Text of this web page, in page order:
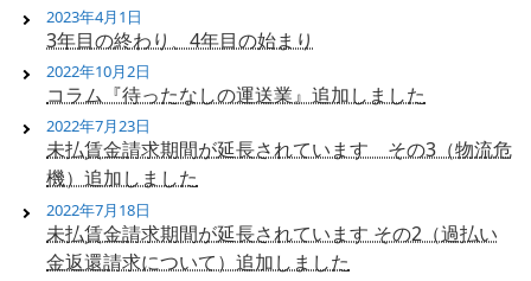
3年目の終わり、4年目の始まり
2023年4月1日
コラム『待ったなしの運送業』追加しました
2022年10月2日
未払賃金請求期間が延長されています その3（物流危
機）追加しました
2022年7月23日
未払賃金請求期間が延長されています その2（過払い
金返還請求について）追加しました
2022年7月18日